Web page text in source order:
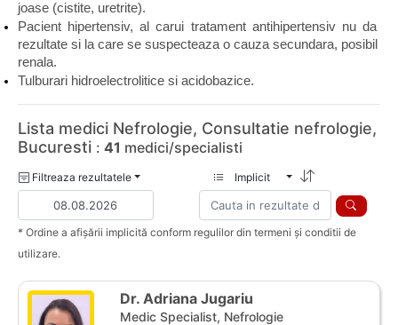
joase (cistite, uretrite).
Pacient hipertensiv, al carui tratament antihipertensiv nu da
rezultate si la care se suspecteaza o cauza secundara, posibil
renala.
Tulburari hidroelectrolitice si acidobazice.
Lista medici Nefrologie, Consultatie nefrologie,
Bucuresti : 41 medici/specialisti
Filtreaza rezultatele Implicit
* Ordine a afișării implicită conform regulilor din termeni și conditii de
utilizare.
Dr. Adriana Jugariu
Medic Specialist, Nefrologie